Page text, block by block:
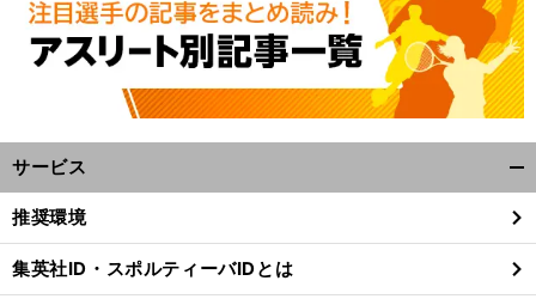
サービス
閉
る
推奨環境
集英社ID・スポルティーバIDとは